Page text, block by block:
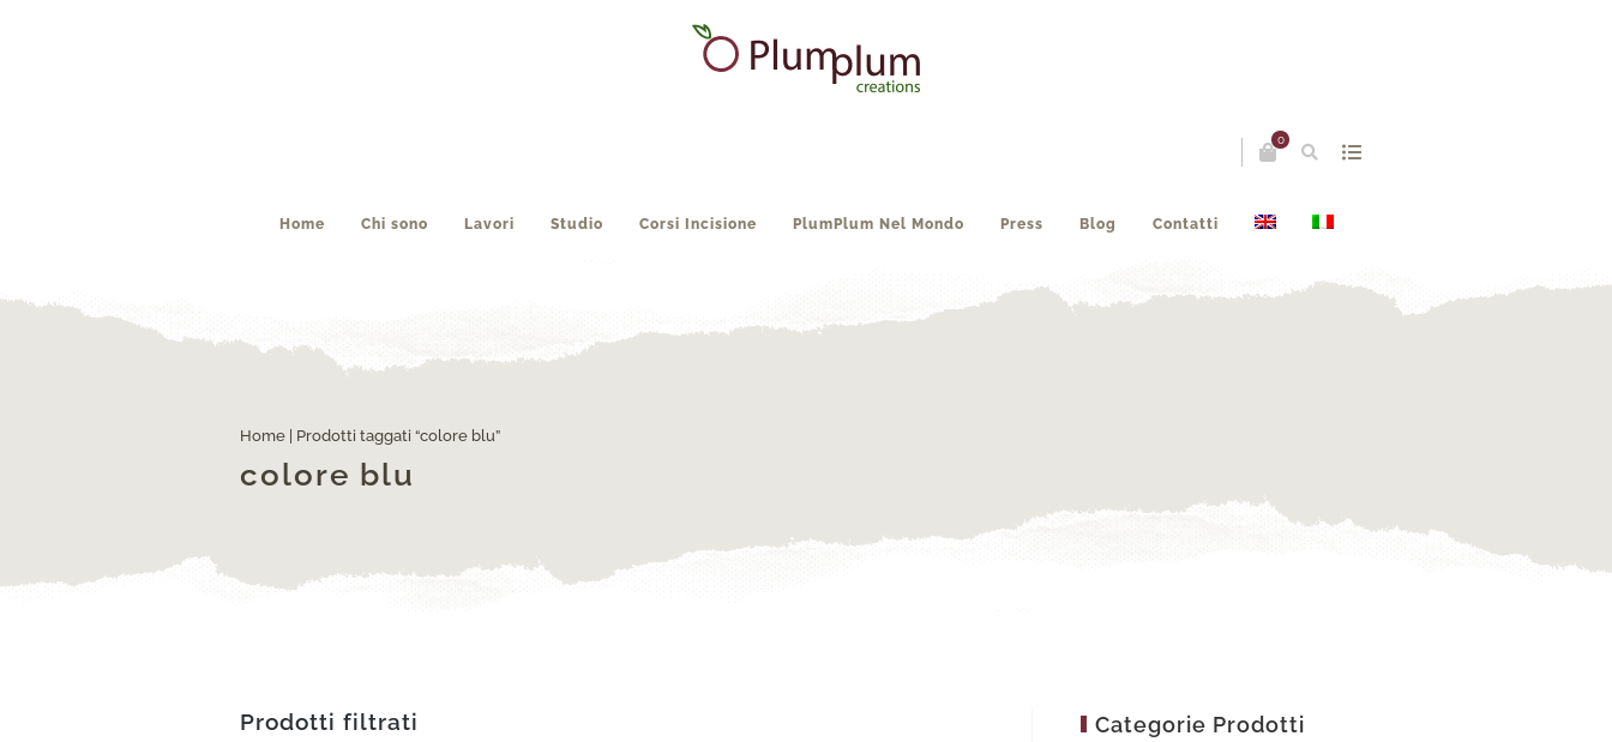
0
Home Chi sono Lavori Studio Corsi Incisione PlumPlum Nel Mondo Press Blog Contatti
Home | Prodotti taggati “colore blu”
colore blu
Prodotti filtrati Categorie Prodotti